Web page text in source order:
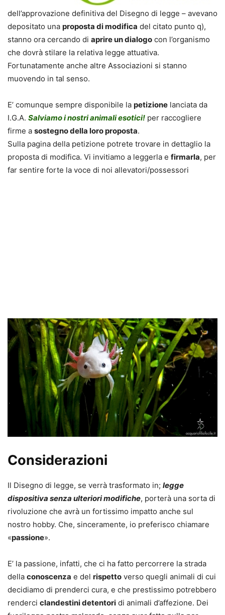
dell’approvazione definitiva del Disegno di legge – avevano
depositato una proposta di modifica del citato punto q),
stanno ora cercando di aprire un dialogo con l’organismo
che dovrà stilare la relativa legge attuativa.
Fortunatamente anche altre Associazioni si stanno
muovendo in tal senso.
E’ comunque sempre disponibile la petizione lanciata da
I.G.A. Salviamo i nostri animali esotici! per raccogliere
firme a sostegno della loro proposta.
Sulla pagina della petizione potrete trovare in dettaglio la
proposta di modifica. Vi invitiamo a leggerla e firmarla, per
far sentire forte la voce di noi allevatori/possessori
Considerazioni
Il Disegno di legge, se verrà trasformato in; legge
dispositiva senza ulteriori modifiche, porterà una sorta di
rivoluzione che avrà un fortissimo impatto anche sul
nostro hobby. Che, sinceramente, io preferisco chiamare
«passione».
E’ la passione, infatti, che ci ha fatto percorrere la strada
della conoscenza e del rispetto verso quegli animali di cui
decidiamo di prenderci cura, e che prestissimo potrebbero
renderci clandestini detentori di animali d’affezione. Dei